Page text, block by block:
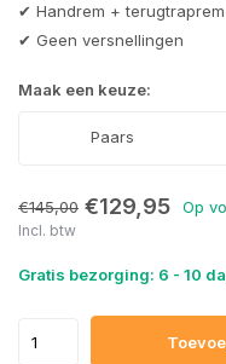
✔ Handrem + terugtraprem
✔ Geen versnellingen
Maak een keuze:
Paars
€145,00 €129,95 Op
Incl. btw
Gratis bezorging: 6 - 10